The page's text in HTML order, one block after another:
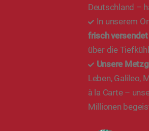
Deutschland –
In unserem
frisch versendet
über die
Unsere
Leben, Galileo,
à la Carte –
Millionen